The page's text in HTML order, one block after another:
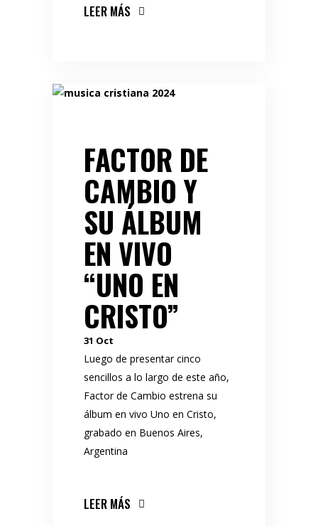
LEER MÁS
FACTOR DE
CAMBIO Y
SU ÁLBUM
EN VIVO
“UNO EN
CRISTO”
31 Oct
Luego de presentar cinco
sencillos a lo largo de este año,
Factor de Cambio estrena su
álbum en vivo Uno en Cristo,
grabado en Buenos Aires,
Argentina
LEER MÁS